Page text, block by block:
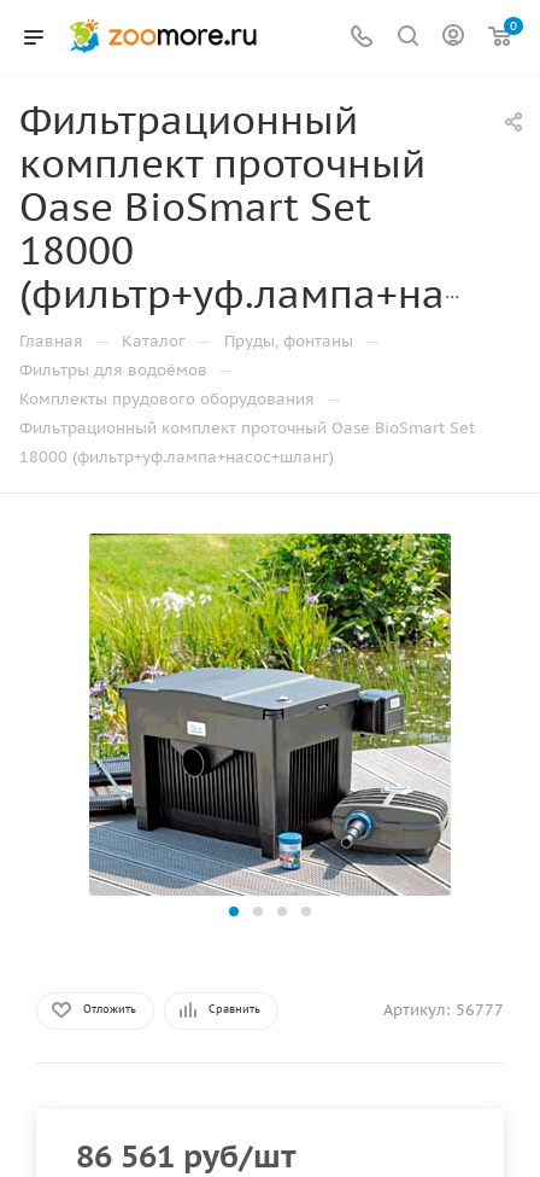
0
Фильтрационный
комплект проточный
Oase BioSmart Set
18000
(фильтр+уф.лампа+насос+шланг)
Главная — Каталог — Пруды, фонтаны —
Фильтры для водоёмов —
Комплекты прудового оборудования —
Фильтрационный комплект проточный Oase BioSmart Set
18000 (фильтр+уф.лампа+насос+шланг)
Отложить Сравнить Артикул: 56777
86 561 руб/шт